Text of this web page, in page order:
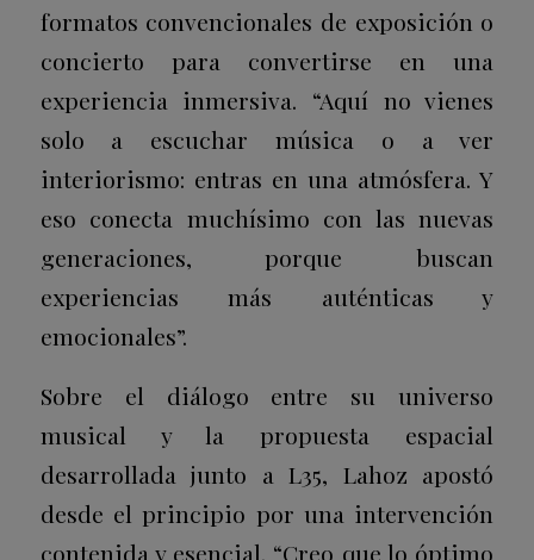
formatos convencionales de exposición o
concierto para convertirse en una
experiencia inmersiva. “Aquí no vienes
solo a escuchar música o a ver
interiorismo: entras en una atmósfera. Y
eso conecta muchísimo con las nuevas
generaciones, porque buscan
experiencias más auténticas y
emocionales”.
Sobre el diálogo entre su universo
musical y la propuesta espacial
desarrollada junto a L35, Lahoz apostó
desde el principio por una intervención
contenida y esencial. “Creo que lo óptimo